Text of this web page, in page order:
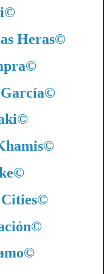
©
Heras©
©
©
©
©
©
©
©
©